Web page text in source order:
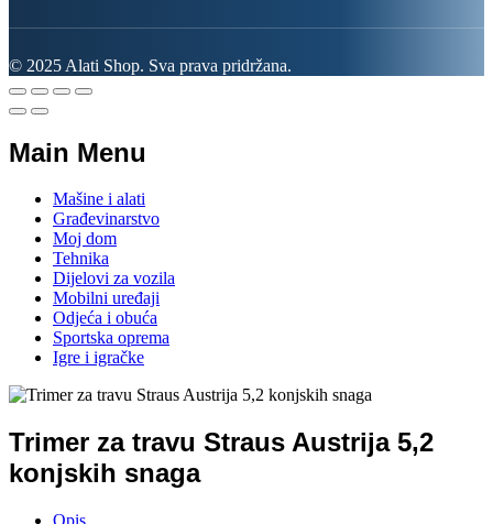
© 2025 Alati Shop. Sva prava pridržana.
Main Menu
Mašine i alati
Građevinarstvo
Moj dom
Tehnika
Dijelovi za vozila
Mobilni uređaji
Odjeća i obuća
Sportska oprema
Igre i igračke
Trimer za travu Straus Austrija 5,2
konjskih snaga